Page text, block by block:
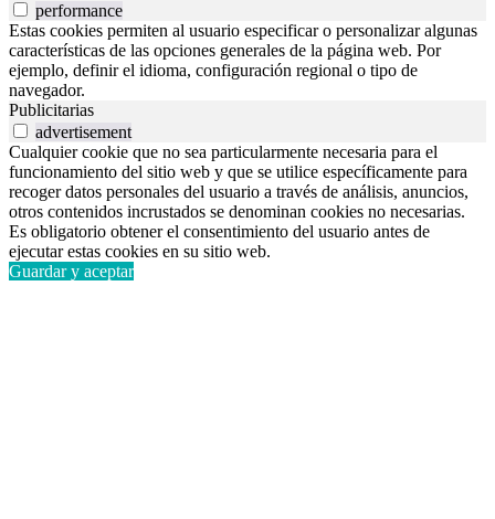
performance
Estas cookies permiten al usuario especificar o personalizar algunas
características de las opciones generales de la página web. Por
ejemplo, definir el idioma, configuración regional o tipo de
navegador.
Publicitarias
advertisement
Cualquier cookie que no sea particularmente necesaria para el
funcionamiento del sitio web y que se utilice específicamente para
recoger datos personales del usuario a través de análisis, anuncios,
otros contenidos incrustados se denominan cookies no necesarias.
Es obligatorio obtener el consentimiento del usuario antes de
ejecutar estas cookies en su sitio web.
Guardar y aceptar